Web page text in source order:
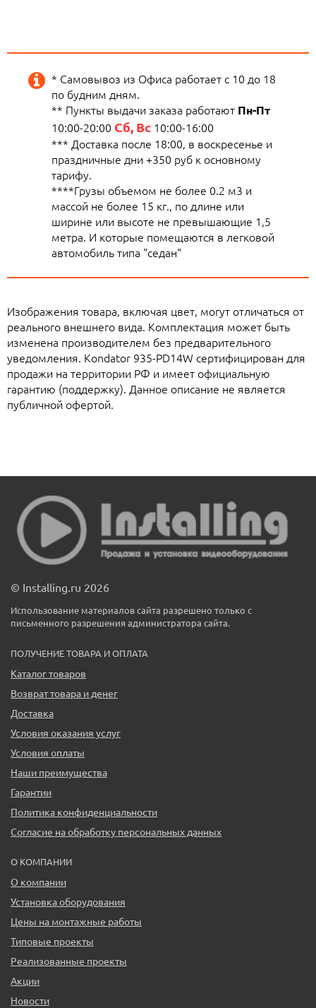
* Самовывоз из Офиса работает с 10 до 18
по будним дням.
** Пункты выдачи заказа работают Пн-Пт
10:00-20:00 Сб, Вс 10:00-16:00
*** Доставка после 18:00, в воскресенье и
праздничные дни +350 руб к основному
тарифу.
****Грузы объемом не более 0.2 м3 и
массой не более 15 кг., по длине или
ширине или высоте не превышающие 1,5
метра. И которые помещаются в легковой
автомобиль типа "седан"
Изображения товара, включая цвет, могут отличаться от
реального внешнего вида. Комплектация может быть
изменена производителем без предварительного
уведомления. Kondator 935-PD14W сертифицирован для
продажи на территории РФ и имеет официальную
гарантию (поддержку). Данное описание не является
публичной офертой.
© Installing.ru 2026
Использование материалов сайта разрешено только с
письменного разрешения администратора сайта.
ПОЛУЧЕНИЕ ТОВАРА И ОПЛАТА
Каталог товаров
Возврат товара и денег
Доставка
Условия оказания услуг
Условия оплаты
Наши преимущества
Гарантии
Политика конфиденциальности
Согласие на обработку персональных данных
О КОМПАНИИ
О компании
Установка оборудования
Цены на монтажные работы
Типовые проекты
Реализованные проекты
Акции
Новости